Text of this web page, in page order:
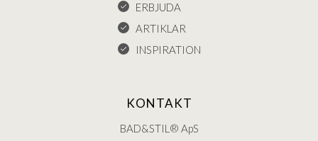
ERBJUDA
ARTIKLAR
INSPIRATION
KONTAKT
BAD&STIL® ApS